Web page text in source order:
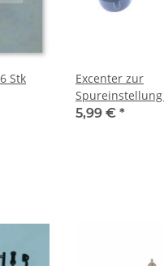
6 Stk
Excenter zur
5,99 € *